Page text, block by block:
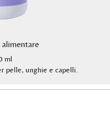
ml
pelle, unghie e capelli.